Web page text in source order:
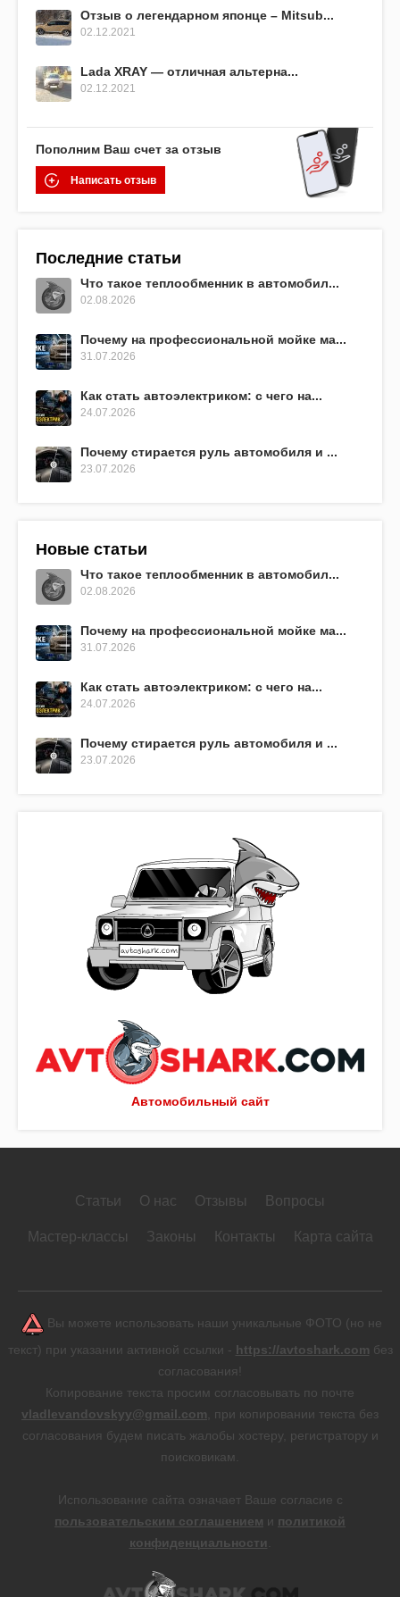
Автомобильный сайт
Отзыв о легендарном японце – Mitsub...
02.12.2021
Lada XRAY — отличная альтерна...
02.12.2021
Пополним Ваш счет за отзыв
Написать отзыв
Последние статьи
Что такое теплообменник в автомобил...
02.08.2026
Почему на профессиональной мойке ма...
31.07.2026
Как стать автоэлектриком: с чего на...
24.07.2026
Почему стирается руль автомобиля и ...
23.07.2026
Новые статьи
Что такое теплообменник в автомобил...
02.08.2026
Почему на профессиональной мойке ма...
31.07.2026
Как стать автоэлектриком: с чего на...
24.07.2026
Почему стирается руль автомобиля и ...
23.07.2026
Статьи О нас Отзывы Вопросы
Мастер-классы Законы Контакты Карта сайта
Вы можете использовать наши уникальные ФОТО (но не
текст) при указании активной ссылки - https://avtoshark.com без
согласования!
Копирование текста просим согласовывать по почте
vladlevandovskyy@gmail.com , при копировании текста без
согласования будем писать жалобы хостеру, регистратору и
поисковикам.
Использование сайта означает Ваше согласие с
пользовательским соглашением и политикой
конфиденциальности